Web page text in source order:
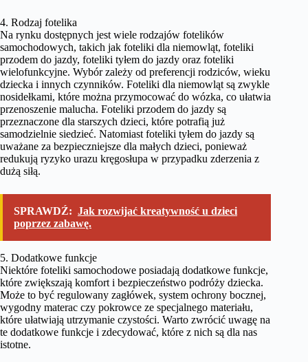
4. Rodzaj fotelika
Na rynku dostępnych jest wiele rodzajów fotelików
samochodowych, takich jak foteliki dla niemowląt, foteliki
przodem do jazdy, foteliki tyłem do jazdy oraz foteliki
wielofunkcyjne. Wybór zależy od preferencji rodziców, wieku
dziecka i innych czynników. Foteliki dla niemowląt są zwykle
nosidełkami, które można przymocować do wózka, co ułatwia
przenoszenie malucha. Foteliki przodem do jazdy są
przeznaczone dla starszych dzieci, które potrafią już
samodzielnie siedzieć. Natomiast foteliki tyłem do jazdy są
uważane za bezpieczniejsze dla małych dzieci, ponieważ
redukują ryzyko urazu kręgosłupa w przypadku zderzenia z
dużą siłą.
SPRAWDŹ: Jak rozwijać kreatywność u dzieci
poprzez zabawę.
5. Dodatkowe funkcje
Niektóre foteliki samochodowe posiadają dodatkowe funkcje,
które zwiększają komfort i bezpieczeństwo podróży dziecka.
Może to być regulowany zagłówek, system ochrony bocznej,
wygodny materac czy pokrowce ze specjalnego materiału,
które ułatwiają utrzymanie czystości. Warto zwrócić uwagę na
te dodatkowe funkcje i zdecydować, które z nich są dla nas
istotne.